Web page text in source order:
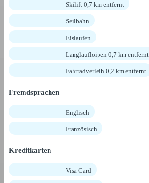
Skilift 0,7 km entfernt
Seilbahn
Eislaufen
Langlaufloipen 0,7 km entfernt
Fahrradverleih 0,2 km entfernt
Fremdsprachen
Englisch
Französisch
Kreditkarten
Visa Card